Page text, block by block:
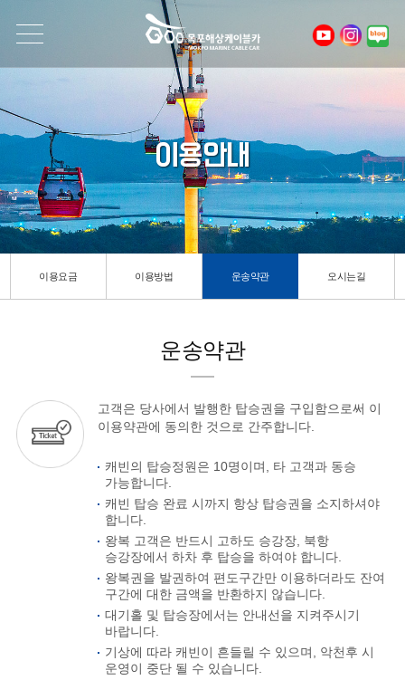
이용안내
이용요금 이용방법 운송약관 오시는길
운송약관
고객은 당사에서 발행한 탑승권을 구입함으로써 이
이용약관에 동의한 것으로 간주합니다.
캐빈의 탑승정원은 10명이며, 타 고객과 동승
가능합니다.
캐빈 탑승 완료 시까지 항상 탑승권을 소지하셔야
합니다.
왕복 고객은 반드시 고하도 승강장, 북항
승강장에서 하차 후 탑승을 하여야 합니다.
왕복권을 발권하여 편도구간만 이용하더라도 잔여
구간에 대한 금액을 반환하지 않습니다.
대기홀 및 탑승장에서는 안내선을 지켜주시기
바랍니다.
기상에 따라 캐빈이 흔들릴 수 있으며, 악천후 시
운영이 중단 될 수 있습니다.